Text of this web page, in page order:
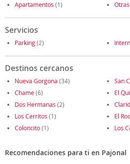
Apartamentos (1)
Servicios
Parking(2)
Destinos cercanos
Nueva Gorgona (34) San
Chame(6) El
Dos Hermanas (2)
Los Cerritos (1) El
Coloncito(1) Los
Recomendaciones para ti en Pajonal